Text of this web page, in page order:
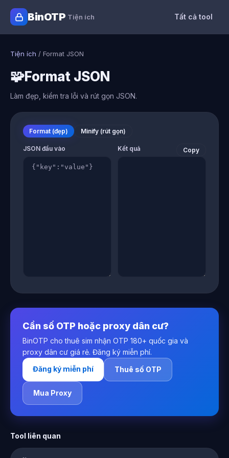
BinOTP Tiện ích Tất cả tool
Tiện ích / Format JSON
🧩Format JSON
Làm đẹp, kiểm tra lỗi và rút gọn JSON.
Format (đẹp) Minify (rút gọn)
JSON đầu vào Kết quả Copy
Cần số OTP hoặc proxy dân cư?
BinOTP cho thuê sim nhận OTP 180+ quốc gia và
proxy dân cư giá rẻ. Đăng ký miễn phí.
Đăng ký miễn phí
Thuê số OTP
Mua Proxy
Tool liên quan